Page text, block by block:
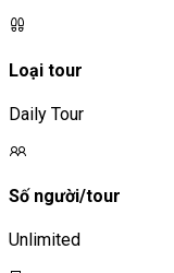
Loại tour
Daily Tour
Số người/tour
Unlimited